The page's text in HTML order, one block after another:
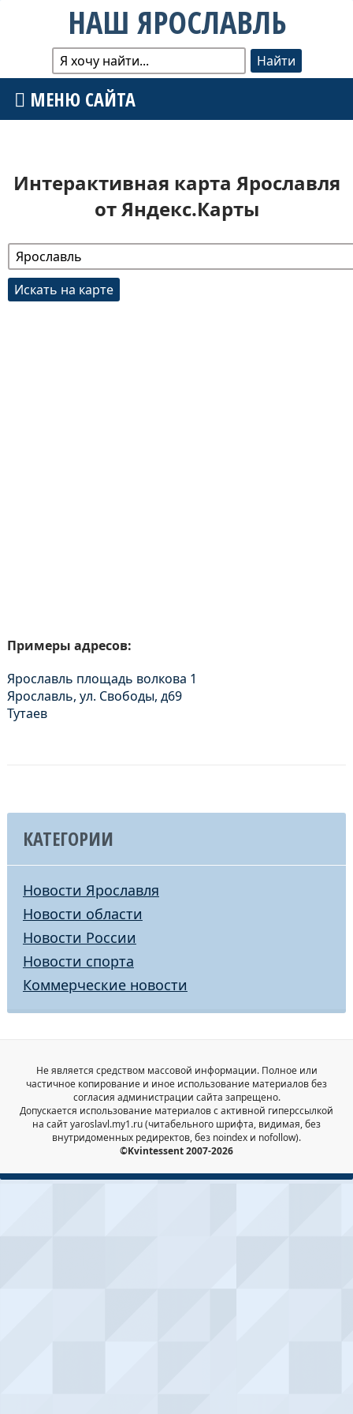
НАШ ЯРОСЛАВЛЬ
МЕНЮ САЙТА
Интерактивная карта Ярославля
от Яндекс.Карты
Примеры адресов:
Ярославль площадь волкова 1
Ярославль, ул. Свободы, д69
Тутаев
КАТЕГОРИИ
Новости Ярославля
Новости области
Новости России
Новости спорта
Коммерческие новости
Не является средством массовой информации. Полное или
частичное копирование и иное использование материалов без
согласия администрации сайта запрещено.
Допускается использование материалов с активной гиперссылкой
на сайт yaroslavl.my1.ru (читабельного шрифта, видимая, без
внутридоменных редиректов, без noindex и nofollow).
©Kvintessent 2007-2026